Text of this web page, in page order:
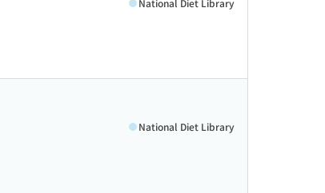
National Diet Library